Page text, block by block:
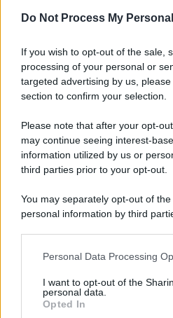
Do Not Process My
If you wish to opt-out of the sale,
processing of your personal or
targeted advertising by us,
section to confirm your selection.
Please note that after your opt-
may continue seeing interest-
information utilized by us or
third parties prior to your opt-out.
You may separately opt-out of
personal information by third
This information may also be
disclose it to other third parties.
Please note that this website/app
Personal Data Processing
I want to opt-out of the
personal data.
Opted In
Gameland
Hig Tech Mag
Scoop Mag
Lgbtqia News
Motors Magazine 365
Day Travel 365
Home Magazine 365
Cineverse Magazine
SecondHomeMagazine
InvestirMag